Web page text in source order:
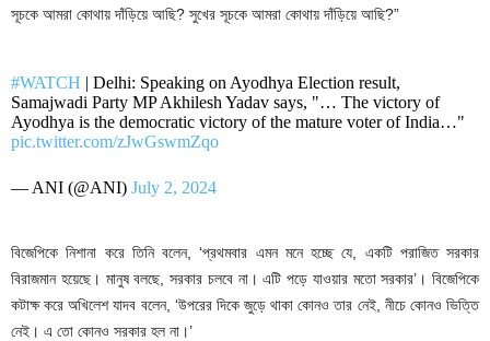
সূচকে আমরা কোথায় দাঁড়িয়ে আছি? সুখের সূচকে আমরা কোথায় দাঁড়িয়ে আছি?”
#WATCH | Delhi: Speaking on Ayodhya Election result,
Samajwadi Party MP Akhilesh Yadav says, "… The victory of
Ayodhya is the democratic victory of the mature voter of India…"
pic.twitter.com/zJwGswmZqo
— ANI (@ANI) July 2, 2024
বিজেপিকে নিশানা করে তিনি বলেন, ‘প্রথমবার এমন মনে হচ্ছে যে, একটি পরাজিত সরকার
বিরাজমান হয়েছে। মানুষ বলছে, সরকার চলবে না। এটি পড়ে যাওয়ার মতো সরকার’। বিজেপিকে
কটাক্ষ করে অখিলেশ যাদব বলেন, ‘উপরের দিকে জুড়ে থাকা কোনও তার নেই, নীচে কোনও ভিত্তি
নেই। এ তো কোনও সরকার হল না।’